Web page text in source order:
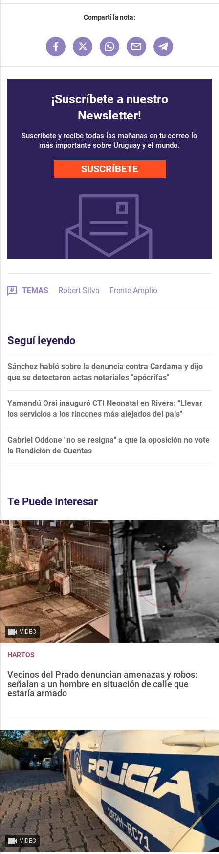
Compartí la nota:
¡Suscríbete a nuestro
Newsletter!
Suscríbete y recibe todas las mañanas en tu correo lo
más importante sobre Uruguay y el mundo.
SUSCRÍBETE
TEMAS Robert Silva Frente Amplio
Seguí leyendo
Sánchez habló sobre la denuncia contra Cardama y dijo
que se detectaron actas notariales "apócrifas"
Yamandú Orsi inauguró CTI Neonatal en Rivera: "Llevar
los servicios a los rincones más alejados del país"
Gabriel Oddone "no se resigna" a que la oposición no vote
la Rendición de Cuentas
Te Puede Interesar
VIDEO
HARTOS
Vecinos del Prado denuncian amenazas y robos:
señalan a un hombre en situación de calle que
estaría armado
VIDEO